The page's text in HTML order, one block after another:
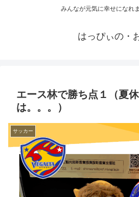
みんなが元気に幸せになれ
はっぴぃの・
エース林で勝ち点１（夏
は。。。）
サッカー